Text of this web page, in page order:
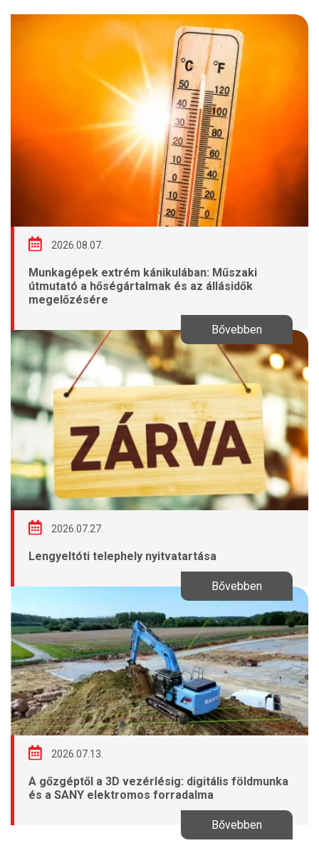
2026.08.07.
Munkagépek extrém kánikulában: Műszaki
útmutató a hőségártalmak és az állásidők
megelőzésére
Bővebben
2026.07.27.
Lengyeltóti telephely nyitvatartása
Bővebben
2026.07.13.
A gőzgéptől a 3D vezérlésig: digitális földmunka
és a SANY elektromos forradalma
Bővebben